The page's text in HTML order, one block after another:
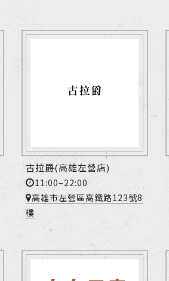
古拉爵(高雄左營店)
11:00–22:00
高雄市左營區高鐵路123號8
樓